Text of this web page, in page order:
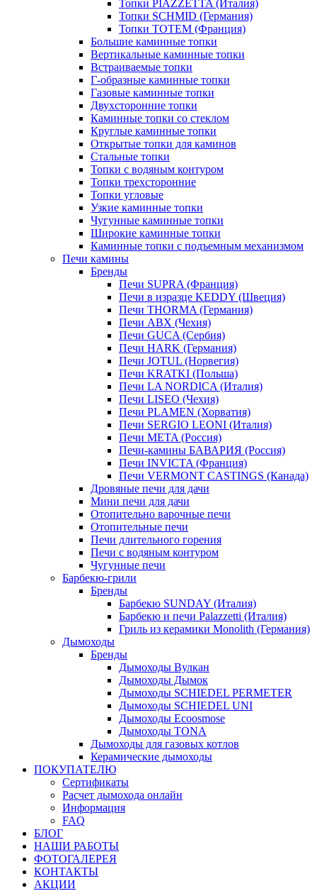
Топки PIAZZETTA (Италия)
Топки SCHMID (Германия)
Топки TOTEM (Франция)
Большие каминные топки
Вертикальные каминные топки
Встраиваемые топки
Г-образные каминные топки
Газовые каминные топки
Двухсторонние топки
Каминные топки со стеклом
Круглые каминные топки
Открытые топки для каминов
Стальные топки
Топки с водяным контуром
Топки трехсторонние
Топки угловые
Узкие каминные топки
Чугунные каминные топки
Широкие каминные топки
Каминные топки с подъемным механизмом
Печи камины
Бренды
Печи SUPRA (Франция)
Печи в изразце KEDDY (Швеция)
Печи THORMA (Германия)
Печи ABX (Чехия)
Печи GUCA (Сербия)
Печи HARK (Германия)
Печи JOTUL (Норвегия)
Печи KRATKI (Польша)
Печи LA NORDICA (Италия)
Печи LISEO (Чехия)
Печи PLAMEN (Хорватия)
Печи SERGIO LEONI (Италия)
Печи META (Россия)
Печи-камины БАВАРИЯ (Россия)
Печи INVICTA (Франция)
Печи VERMONT CASTINGS (Канада)
Дровяные печи для дачи
Мини печи для дачи
Отопительно варочные печи
Отопительные печи
Печи длительного горения
Печи с водяным контуром
Чугунные печи
Барбекю-грили
Бренды
Барбекю SUNDAY (Италия)
Барбекю и печи Palazzetti (Италия)
Гриль из керамики Monolith (Германия)
Дымоходы
Бренды
Дымоходы Вулкан
Дымоходы Дымок
Дымоходы SCHIEDEL PERMETER
Дымоходы SCHIEDEL UNI
Дымоходы Ecoosmose
Дымоходы TONA
Дымоходы для газовых котлов
Керамические дымоходы
ПОКУПАТЕЛЮ
Сертификаты
Расчет дымохода онлайн
Информация
FAQ
БЛОГ
НАШИ РАБОТЫ
ФОТОГАЛЕРЕЯ
КОНТАКТЫ
АКЦИИ